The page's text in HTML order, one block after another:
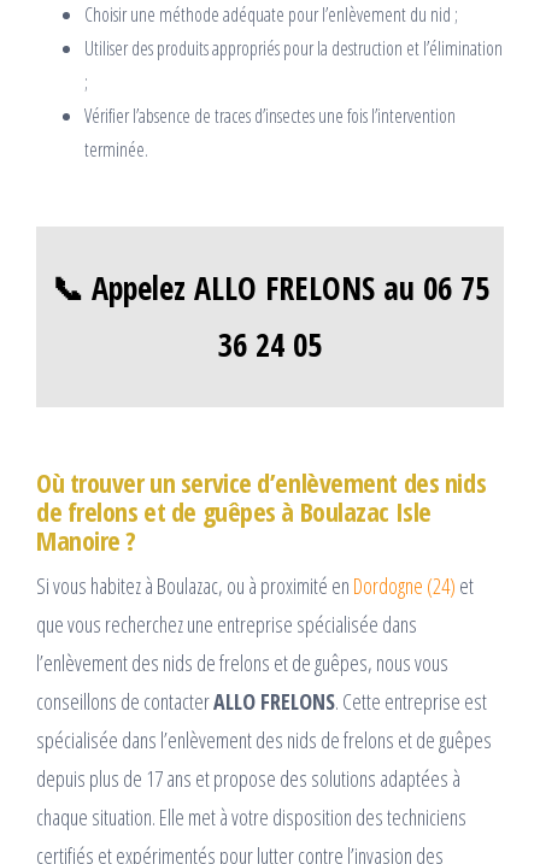
Choisir une méthode adéquate pour l’enlèvement du nid ;
Utiliser des produits appropriés pour la destruction et l’élimination
;
Vérifier l’absence de traces d’insectes une fois l’intervention
terminée.
📞 Appelez ALLO FRELONS au 06 75
36 24 05
Où trouver un service d’enlèvement des nids
de frelons et de guêpes à Boulazac Isle
Manoire ?
Si vous habitez à Boulazac, ou à proximité en Dordogne (24) et
que vous recherchez une entreprise spécialisée dans
l’enlèvement des nids de frelons et de guêpes, nous vous
conseillons de contacterALLO FRELONS. Cette entreprise est
spécialisée dans l’enlèvement des nids de frelons et de guêpes
depuis plus de 17 ans et propose des solutions adaptées à
chaque situation. Elle met à votre disposition des techniciens
certifiés et expérimentés pour lutter contre l’invasion des